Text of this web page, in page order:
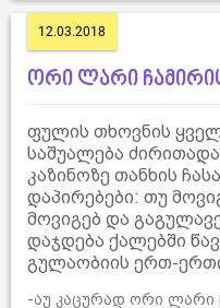
12.03.2018
ორი ლარი
ფულის თხოვნის
საშუალება
კაზინოზე თანხის
დაპირებები: თუ
მოვიგებ და
დაჯდება ქალებში
გულაობიის ერთ-
-აუ კაცურად ორი ლარი